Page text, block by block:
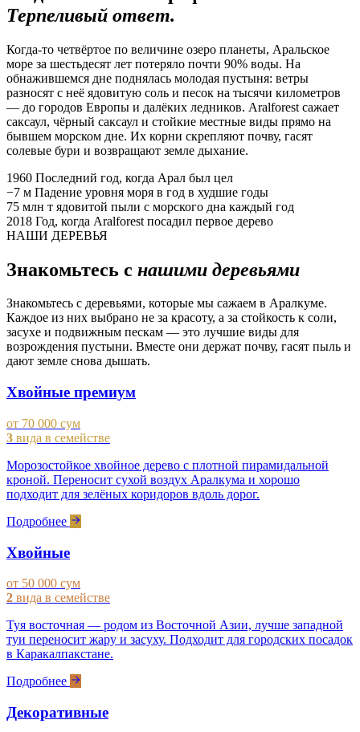
Терпеливый ответ.
Когда-то четвёртое по величине озеро планеты, Аральское
море за шестьдесят лет потеряло почти 90% воды. На
обнажившемся дне поднялась молодая пустыня: ветры
разносят с неё ядовитую соль и песок на тысячи километров
— до городов Европы и далёких ледников. Aralforest сажает
саксаул, чёрный саксаул и стойкие местные виды прямо на
бывшем морском дне. Их корни скрепляют почву, гасят
солевые бури и возвращают земле дыхание.
1960 Последний год, когда Арал был цел
−7 м Падение уровня моря в год в худшие годы
75 млн т ядовитой пыли с морского дна каждый год
2018 Год, когда Aralforest посадил первое дерево
НАШИ ДЕРЕВЬЯ
Знакомьтесь с нашими деревьями
Знакомьтесь с деревьями, которые мы сажаем в Аралкуме.
Каждое из них выбрано не за красоту, а за стойкость к соли,
засухе и подвижным пескам — это лучшие виды для
возрождения пустыни. Вместе они держат почву, гасят пыль и
дают земле снова дышать.
Хвойные премиум
от 70 000 сум
3 вида в семействе
Морозостойкое хвойное дерево с плотной пирамидальной
кроной. Переносит сухой воздух Аралкума и хорошо
подходит для зелёных коридоров вдоль дорог.
Подробнее
Хвойные
от 50 000 сум
2 вида в семействе
Туя восточная — родом из Восточной Азии, лучше западной
туи переносит жару и засуху. Подходит для городских посадок
в Каракалпакстане.
Подробнее
Декоративные